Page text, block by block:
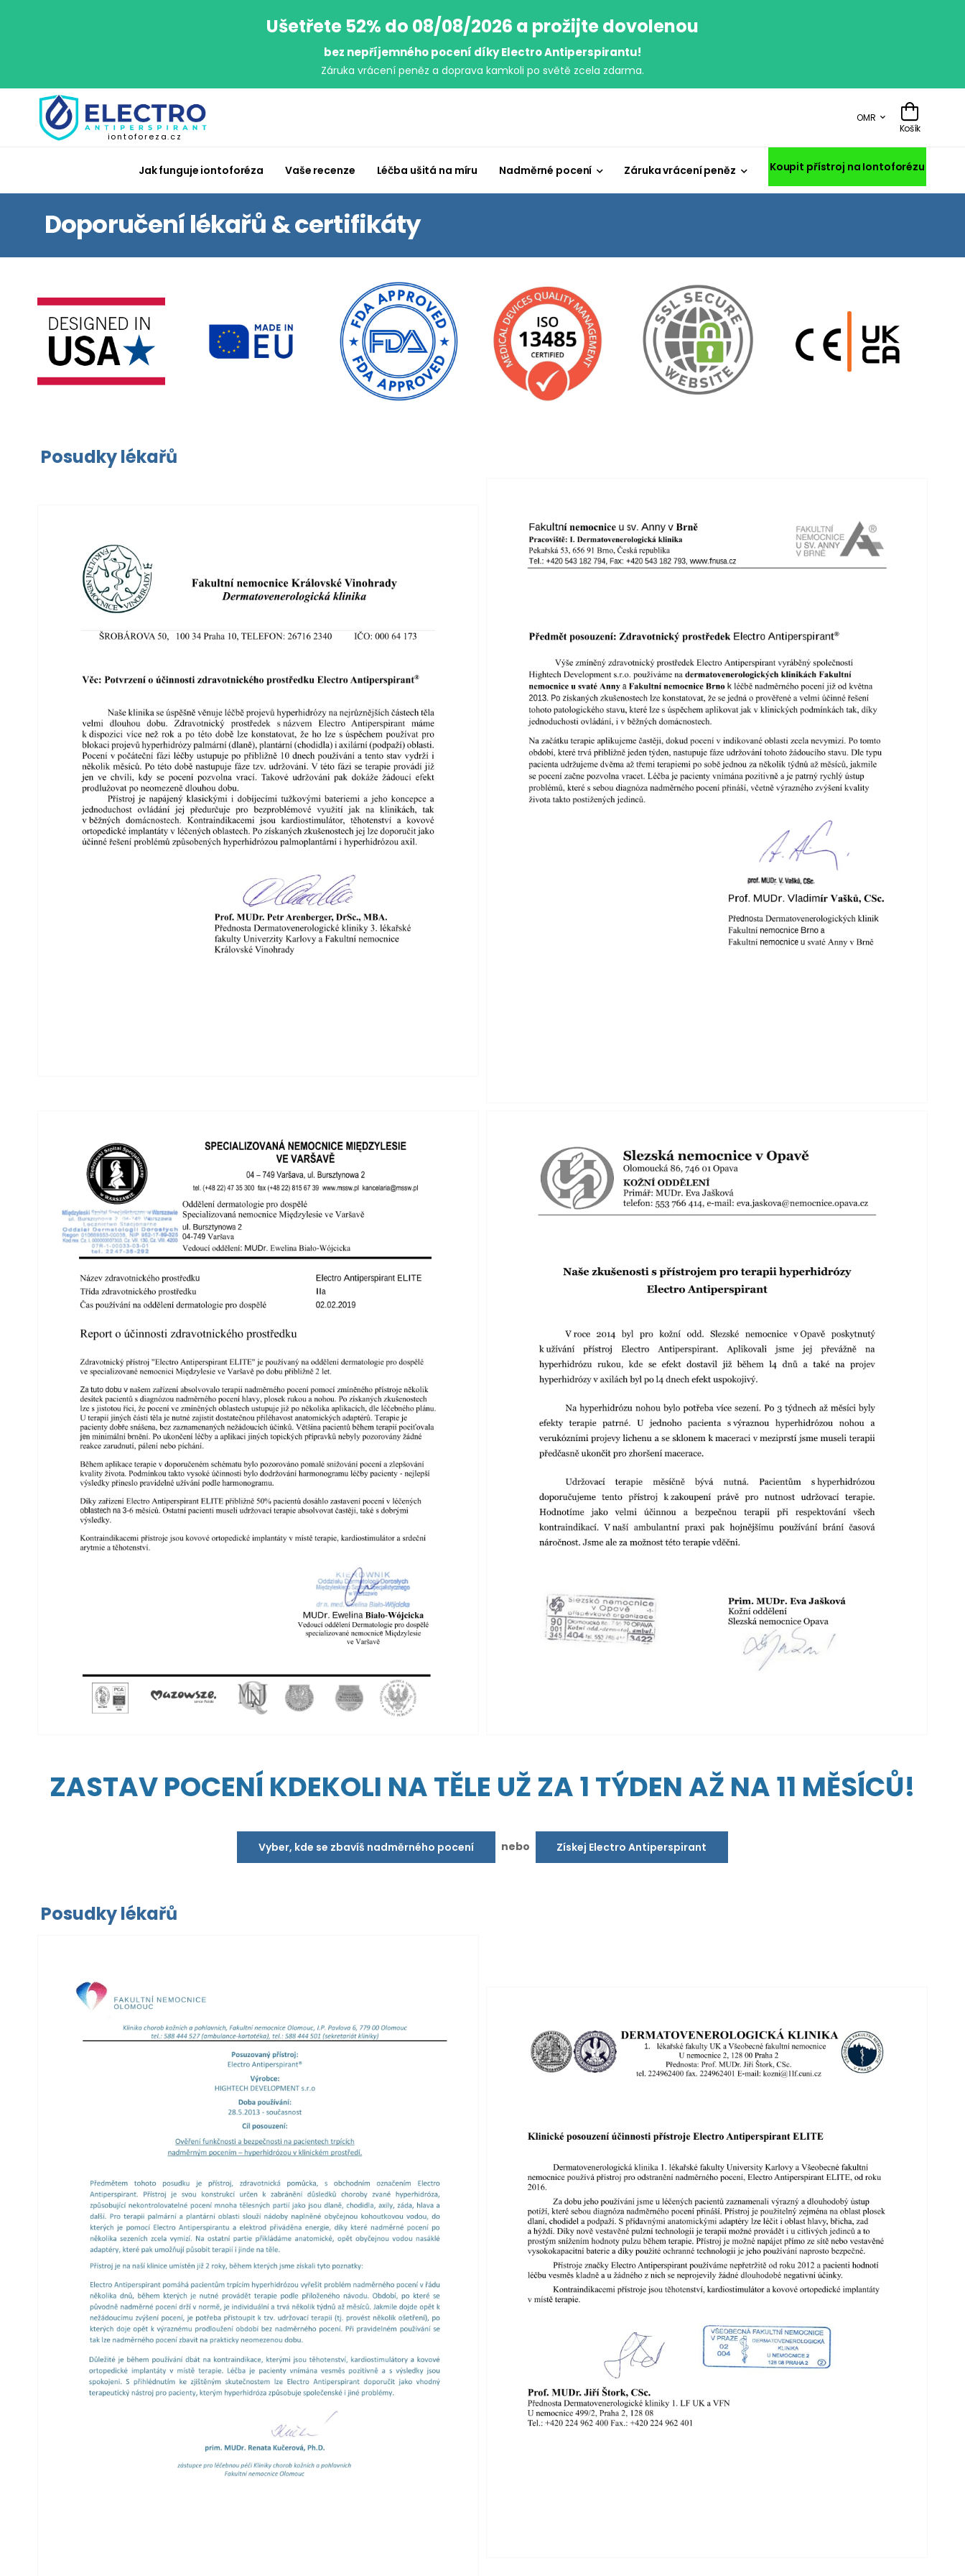
Ušetřete 52% do 08/08/2026 a prožijte dovolenou
bez nepříjemného pocení díky Electro Antiperspirantu!
Záruka vrácení peněz a doprava kamkoli po světě zcela zdarma.
iontoforeza.cz
OMR
Košík
Jak funguje iontoforéza Vaše recenze Léčba ušitá na míru Nadměrné pocení Záruka vrácení peněz Koupit přístroj na Iontoforézu
Doporučení lékařů & certifikáty
Posudky lékařů
ZASTAV POCENÍ KDEKOLI NA TĚLE UŽ ZA 1 TÝDEN AŽ NA 11 MĚSÍCŮ!
Vyber, kde se zbavíš nadměrného pocení nebo Získej Electro Antiperspirant
Posudky lékařů